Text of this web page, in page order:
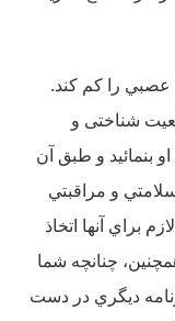
عصبي را كم كند.
شناختی و
بنمائيد و طبق آن
و مراقبتي
براي آنها اتخاذ
چنانچه شما
ديگري در دست